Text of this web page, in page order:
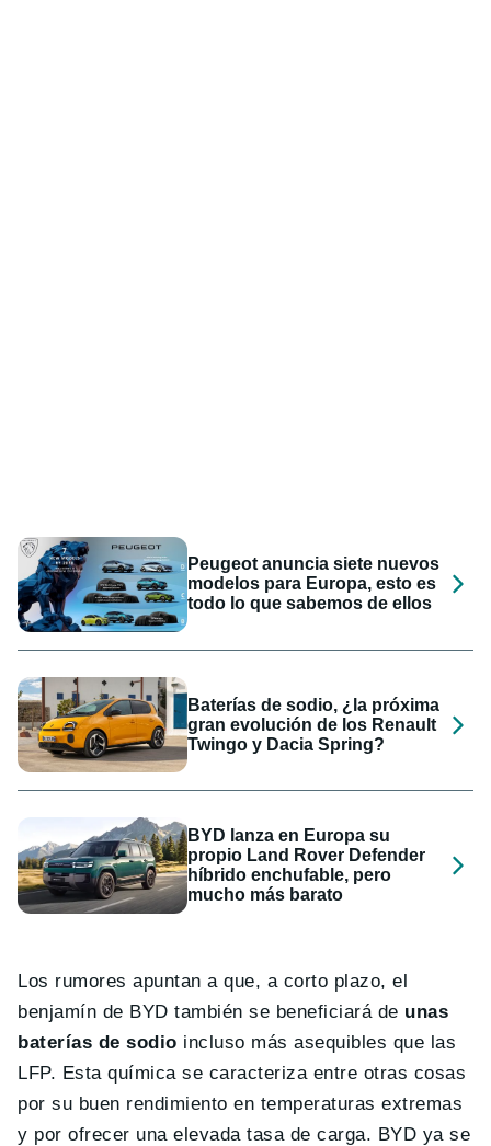
Peugeot anuncia siete nuevos
modelos para Europa, esto es
todo lo que sabemos de ellos
Baterías de sodio, ¿la próxima
gran evolución de los Renault
Twingo y Dacia Spring?
BYD lanza en Europa su
propio Land Rover Defender
híbrido enchufable, pero
mucho más barato
Los rumores apuntan a que, a corto plazo, el
benjamín de BYD también se beneficiará de unas
baterías de sodio incluso más asequibles que las
LFP. Esta química se caracteriza entre otras cosas
por su buen rendimiento en temperaturas extremas
y por ofrecer una elevada tasa de carga. BYD ya se